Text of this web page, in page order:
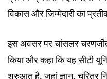
विकास और जिम्मेदारी का
इस अवसर पर चांसलर चरणजीत
किया और कहा कि यह सीटी
शुरुआत है, जहां ज्ञान, चरित्र